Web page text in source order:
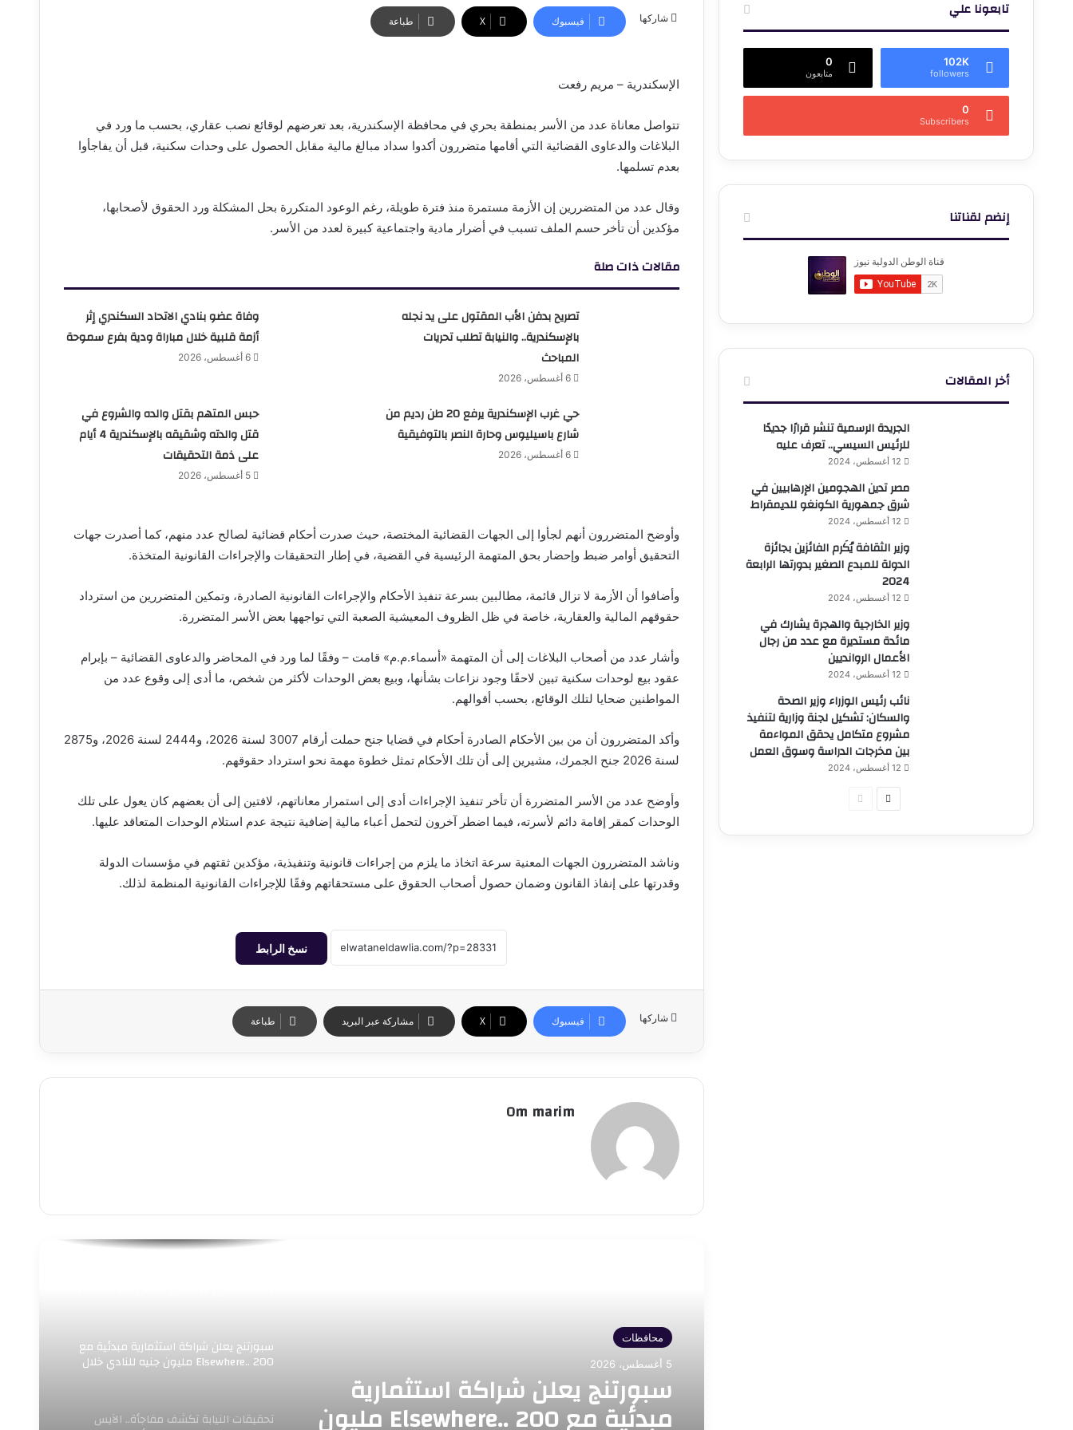
شاركها فيسبوك ‫X طباعة
الإسكندرية – مريم رفعت
تتواصل معاناة عدد من الأسر بمنطقة بحري في محافظة الإسكندرية، بعد تعرضهم لوقائع نصب عقاري، بحسب ما ورد في
البلاغات والدعاوى القضائية التي أقامها متضررون أكدوا سداد مبالغ مالية مقابل الحصول على وحدات سكنية، قبل أن يفاجأوا
بعدم تسلمها.
وقال عدد من المتضررين إن الأزمة مستمرة منذ فترة طويلة، رغم الوعود المتكررة بحل المشكلة ورد الحقوق لأصحابها،
مؤكدين أن تأخر حسم الملف تسبب في أضرار مادية واجتماعية كبيرة لعدد من الأسر.
مقالات ذات صلة
تصريح بدفن الأب المقتول على يد نجله
بالإسكندرية.. والنيابة تطلب تحريات
المباحث
6 أغسطس، 2026
وفاة عضو بنادي الاتحاد السكندري إثر
أزمة قلبية خلال مباراة ودية بفرع سموحة
6 أغسطس، 2026
حي غرب الإسكندرية يرفع 20 طن رديم من
شارع باسيليوس وحارة النصر بالتوفيقية
6 أغسطس، 2026
حبس المتهم بقتل والده والشروع في
قتل والدته وشقيقه بالإسكندرية 4 أيام
على ذمة التحقيقات
5 أغسطس، 2026
وأوضح المتضررون أنهم لجأوا إلى الجهات القضائية المختصة، حيث صدرت أحكام قضائية لصالح عدد منهم، كما أصدرت جهات
التحقيق أوامر ضبط وإحضار بحق المتهمة الرئيسية في القضية، في إطار التحقيقات والإجراءات القانونية المتخذة.
وأضافوا أن الأزمة لا تزال قائمة، مطالبين بسرعة تنفيذ الأحكام والإجراءات القانونية الصادرة، وتمكين المتضررين من استرداد
حقوقهم المالية والعقارية، خاصة في ظل الظروف المعيشية الصعبة التي تواجهها بعض الأسر المتضررة.
وأشار عدد من أصحاب البلاغات إلى أن المتهمة «أسماء.م.م» قامت – وفقًا لما ورد في المحاضر والدعاوى القضائية – بإبرام
عقود بيع لوحدات سكنية تبين لاحقًا وجود نزاعات بشأنها، وبيع بعض الوحدات لأكثر من شخص، ما أدى إلى وقوع عدد من
المواطنين ضحايا لتلك الوقائع، بحسب أقوالهم.
وأكد المتضررون أن من بين الأحكام الصادرة أحكام في قضايا جنح حملت أرقام 3007 لسنة 2026، و2444 لسنة 2026، و2875
لسنة 2026 جنح الجمرك، مشيرين إلى أن تلك الأحكام تمثل خطوة مهمة نحو استرداد حقوقهم.
وأوضح عدد من الأسر المتضررة أن تأخر تنفيذ الإجراءات أدى إلى استمرار معاناتهم، لافتين إلى أن بعضهم كان يعول على تلك
الوحدات كمقر إقامة دائم لأسرته، فيما اضطر آخرون لتحمل أعباء مالية إضافية نتيجة عدم استلام الوحدات المتعاقد عليها.
وناشد المتضررون الجهات المعنية سرعة اتخاذ ما يلزم من إجراءات قانونية وتنفيذية، مؤكدين ثقتهم في مؤسسات الدولة
وقدرتها على إنفاذ القانون وضمان حصول أصحاب الحقوق على مستحقاتهم وفقًا للإجراءات القانونية المنظمة لذلك.
نسخ الرابط
شاركها فيسبوك ‫X مشاركة عبر البريد طباعة
Om marim
محافظات
5 أغسطس، 2026
سبورتنج يعلن شراكة استثمارية
مبدئية مع Elsewhere.. 200 مليون
سبورتنج يعلن شراكة استثمارية مبدئية مع
Elsewhere.. 200 مليون جنيه للنادي خلال
تحقيقات النيابة تكشف مفاجأة.. الآيس
تابعونا علي
102K
followers
0
متابعون
0
Subscribers
إنضم لقناتنا
أخر المقالات
الجريدة الرسمية تنشر قرارًا جديدًا
للرئيس السيسي.. تعرف عليه
12 أغسطس، 2024
مصر تدين الهجومين الإرهابيين في
شرق جمهورية الكونغو للديمقراط
12 أغسطس، 2024
وزير الثقافة يُكَرم الفائزين بجائزة
الدولة للمبدع الصغير بدورتها الرابعة
2024
12 أغسطس، 2024
وزير الخارجية والهجرة يشارك في
مائدة مستديرة مع عدد من رجال
الأعمال الروانديين
12 أغسطس، 2024
نائب رئيس الوزراء وزير الصحة
والسكان: تشكيل لجنة وزارية لتنفيذ
مشروع متكامل يحقق المواءمة
بين مخرجات الدراسة وسوق العمل
12 أغسطس، 2024
الصفحةالصفحة